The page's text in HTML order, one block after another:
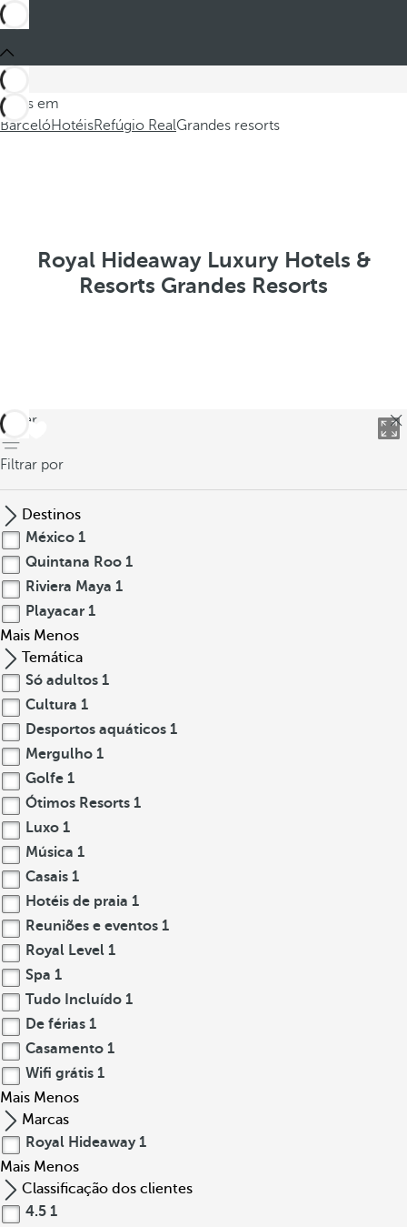
Estes em
BarcelóHotéisRefúgio RealGrandes resorts
Royal Hideaway Luxury Hotels &
Resorts Grandes Resorts
voltar
Filtrar por
Destinos
México 1
Quintana Roo 1
Riviera Maya 1
Playacar 1
Mais Menos
Temática
Só adultos 1
Cultura 1
Desportos aquáticos 1
Mergulho 1
Golfe 1
Ótimos Resorts 1
Luxo 1
Música 1
Casais 1
Hotéis de praia 1
Reuniões e eventos 1
Royal Level 1
Spa 1
Tudo Incluído 1
De férias 1
Casamento 1
Wifi grátis 1
Mais Menos
Marcas
Royal Hideaway 1
Mais Menos
Classificação dos clientes
4.5 1